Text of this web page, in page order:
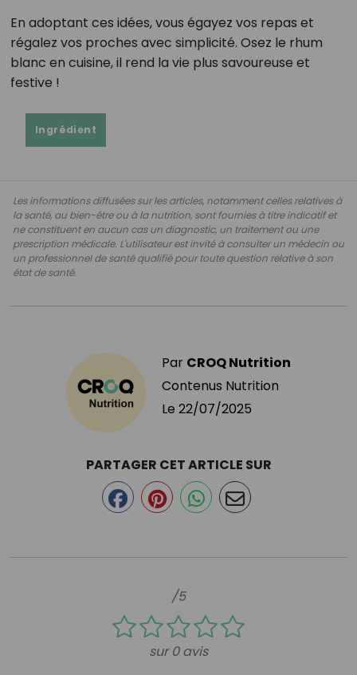
En adoptant ces idées, vous égayez vos repas et
régalez vos proches avec simplicité. Osez le rhum
blanc en cuisine, il rend la vie plus savoureuse et
festive !
Ingrédient
Les informations diffusées sur les articles, notamment celles relatives à
la santé, au bien-être ou à la nutrition, sont fournies à titre indicatif et
ne constituent en aucun cas un diagnostic, un traitement ou une
prescription médicale. L'utilisateur est invité à consulter un médecin ou
un professionnel de santé qualifié pour toute question relative à son
état de santé.
Par CROQ Nutrition
Contenus Nutrition
Le 22/07/2025
/5
sur 0 avis
PARTAGER CET ARTICLE SUR